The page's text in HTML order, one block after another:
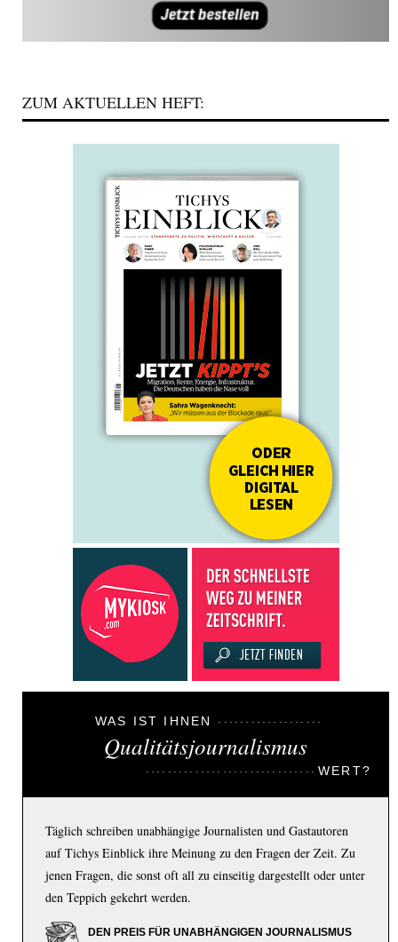
ZUM AKTUELLEN HEFT:
WAS IST IHNEN
Qualitätsjournalismus
WERT?
Täglich schreiben unabhängige Journalisten und Gastautoren
auf Tichys Einblick ihre Meinung zu den Fragen der Zeit. Zu
jenen Fragen, die sonst oft all zu einseitig dargestellt oder unter
den Teppich gekehrt werden.
DEN PREIS FÜR UNABHÄNGIGEN JOURNALISMUS